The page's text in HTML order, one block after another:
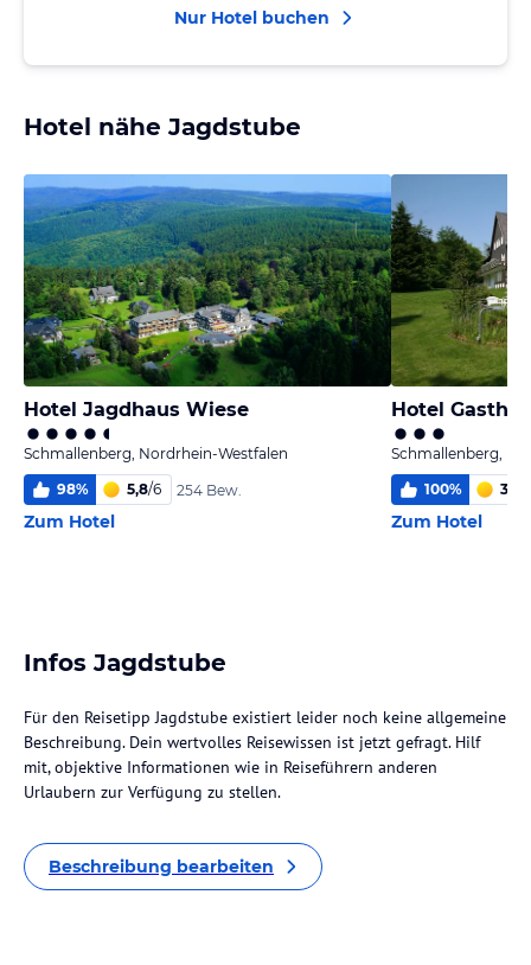
Nur Hotel buchen
Hotel nähe Jagdstube
Hotel Jagdhaus Wiese
Schmallenberg, Nordrhein-Westfalen
98% 5,8/6 254 Bew.
Zum Hotel
Hotel
Schmallenberg,
100% 3,7
Zum Hotel
Infos Jagdstube
Für den Reisetipp Jagdstube existiert leider noch keine allgemeine
Beschreibung. Dein wertvolles Reisewissen ist jetzt gefragt. Hilf
mit, objektive Informationen wie in Reiseführern anderen
Urlaubern zur Verfügung zu stellen.
Beschreibung bearbeiten